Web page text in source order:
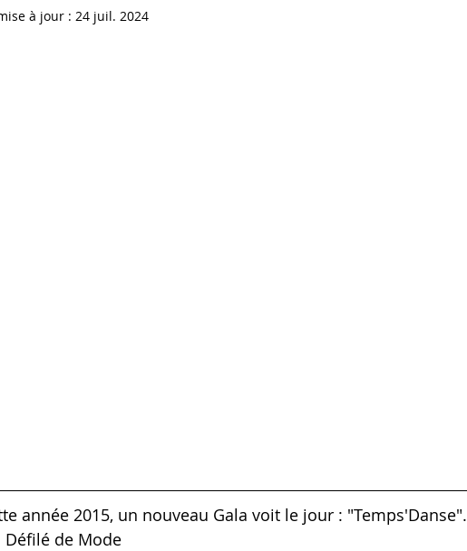
à jour : 24 juil. 2024
année 2015, un nouveau Gala voit le jour : "Temps'Danse".
Défilé de Mode